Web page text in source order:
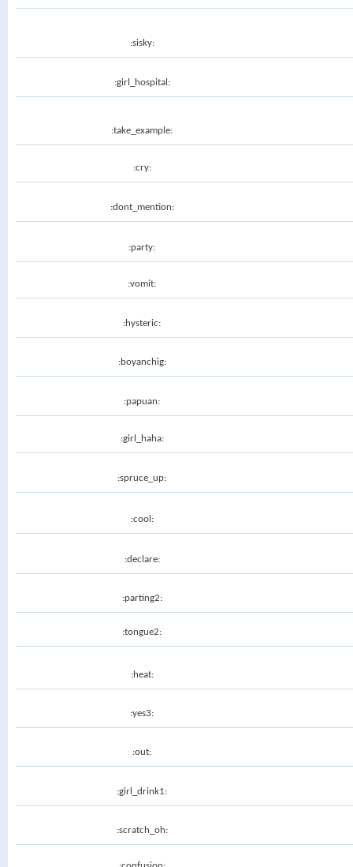
:sisky:
:girl_hospital:
:take_example:
:cry:
:dont_mention:
:party:
:vomit:
:hysteric:
:boyanchig:
:papuan:
:girl_haha:
:spruce_up:
:cool:
:declare:
:parting2:
:tongue2:
:heat:
:yes3:
:out:
:girl_drink1:
:scratch_oh: